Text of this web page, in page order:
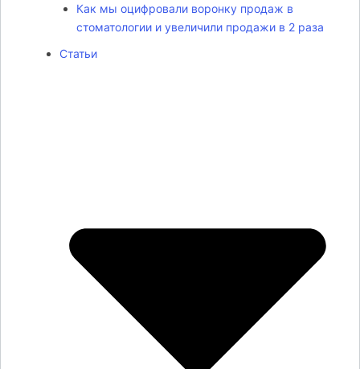
Как мы оцифровали воронку продаж в
стоматологии и увеличили продажи в 2 раза
Статьи